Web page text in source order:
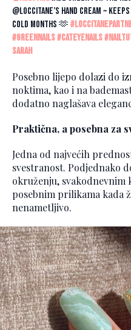
@LOCCITANE’s hand cream ~
cold months 🫶
#greennails#cateyenails
Sarah
Posebno lijepo dolazi do
noktima, kao i na
dodatno naglašava
Praktična, a posebna za
Jedna od najvećih
svestranost. Podjednako
okruženju, svakodnevnim
posebnim prilikama kada
nenametljivo.